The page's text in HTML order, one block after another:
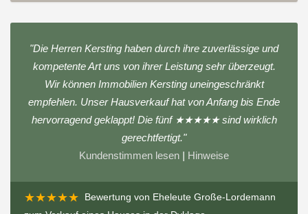
"Die Herren Kersting haben durch ihre zuverlässige und
kompetente Art uns von ihrer Leistung sehr überzeugt.
Wir können Immobilien Kersting uneingeschränkt
empfehlen. Unser Hausverkauf hat von Anfang bis Ende
hervorragend geklappt! Die fünf ★★★★★ sind wirklich
gerechtfertigt."
Kundenstimmen lesen | Hinweise
★★★★★ Bewertung von Eheleute Große-Lordemann